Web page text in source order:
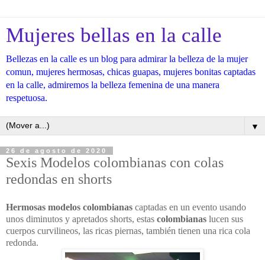
Mujeres bellas en la calle
Bellezas en la calle es un blog para admirar la belleza de la mujer
comun, mujeres hermosas, chicas guapas, mujeres bonitas captadas
en la calle, admiremos la belleza femenina de una manera
respetuosa.
▼
26 de agosto de 2020
Sexis Modelos colombianas con colas
redondas en shorts
Hermosas modelos colombianas captadas en un evento usando
unos diminutos y apretados shorts, estas colombianas lucen sus
cuerpos curvilineos, las ricas piernas, también tienen una rica cola
redonda.